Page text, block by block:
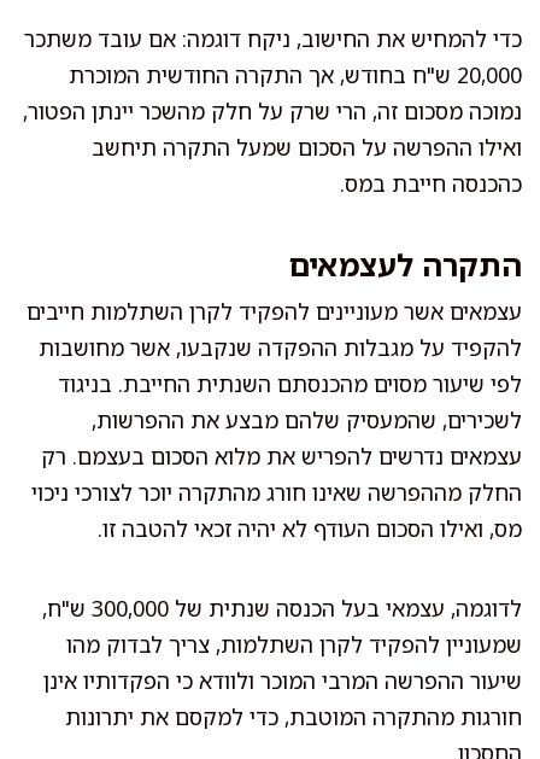
כדי להמחיש את החישוב, ניקח דוגמה: אם עובד משתכר
20,000 ש"ח בחודש, אך התקרה החודשית המוכרת
נמוכה מסכום זה, הרי שרק על חלק מהשכר יינתן הפטור,
ואילו ההפרשה על הסכום שמעל התקרה תיחשב
כהכנסה חייבת במס.
התקרה לעצמאים
עצמאים אשר מעוניינים להפקיד לקרן השתלמות חייבים
להקפיד על מגבלות ההפקדה שנקבעו, אשר מחושבות
לפי שיעור מסוים מהכנסתם השנתית החייבת. בניגוד
לשכירים, שהמעסיק שלהם מבצע את ההפרשות,
עצמאים נדרשים להפריש את מלוא הסכום בעצמם. רק
החלק מההפרשה שאינו חורג מהתקרה יוכר לצורכי ניכוי
מס, ואילו הסכום העודף לא יהיה זכאי להטבה זו.
לדוגמה, עצמאי בעל הכנסה שנתית של 300,000 ש"ח,
שמעוניין להפקיד לקרן השתלמות, צריך לבדוק מהו
שיעור ההפרשה המרבי המוכר ולוודא כי הפקדותיו אינן
חורגות מהתקרה המוטבת, כדי למקסם את יתרונות
החסכון.